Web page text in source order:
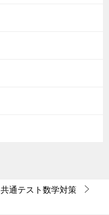
共通テスト数学対策